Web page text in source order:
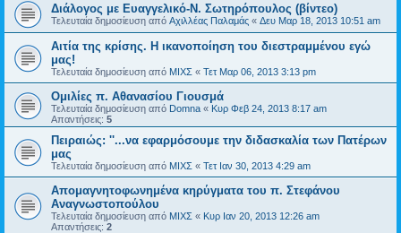
Διάλογος με Ευαγγελικό-Ν. Σωτηρόπουλος (βίντεο)
Τελευταία δημοσίευση από Αχιλλέας Παλαμάς « Δευ Μαρ 18, 2013 10:51 am
Αιτία της κρίσης. Η ικανοποίηση του διεστραμμένου εγώ
μας!
Τελευταία δημοσίευση από ΜΙΧΣ « Τετ Μαρ 06, 2013 3:13 pm
Ομιλίες π. Αθανασίου Γιουσμά
Τελευταία δημοσίευση από Domna « Κυρ Φεβ 24, 2013 8:17 am
Απαντήσεις: 5
Πειραιώς: ''...να εφαρμόσουμε την διδασκαλία των Πατέρων
μας
Τελευταία δημοσίευση από ΜΙΧΣ « Τετ Ιαν 30, 2013 4:29 am
Απομαγνητοφωνημένα κηρύγματα του π. Στεφάνου
Αναγνωστοπούλου
Τελευταία δημοσίευση από ΜΙΧΣ « Κυρ Ιαν 20, 2013 12:26 am
Απαντήσεις: 2